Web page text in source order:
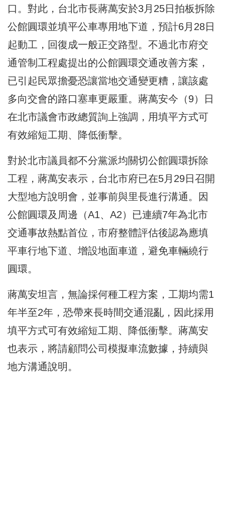
口。對此，台北市長蔣萬安於3月25日拍板拆除
公館圓環並填平公車專用地下道，預計6月28日
起動工，回復成一般正交路型。不過北市府交
通管制工程處提出的公館圓環交通改善方案，
已引起民眾擔憂恐讓當地交通變更糟，讓該處
多向交會的路口塞車更嚴重。蔣萬安今（9）日
在北市議會市政總質詢上強調，用填平方式可
有效縮短工期、降低衝擊。
對於北市議員都不分黨派均關切公館圓環拆除
工程，蔣萬安表示，台北市府已在5月29日召開
大型地方說明會，並事前與里長進行溝通。因
公館圓環及周邊（A1、A2）已連續7年為北市
交通事故熱點首位，市府整體評估後認為應填
平車行地下道、增設地面車道，避免車輛繞行
圓環。
蔣萬安坦言，無論採何種工程方案，工期均需1
年半至2年，恐帶來長時間交通混亂，因此採用
填平方式可有效縮短工期、降低衝擊。蔣萬安
也表示，將請顧問公司模擬車流數據，持續與
地方溝通說明。